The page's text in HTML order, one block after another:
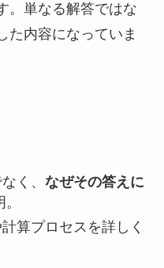
。単なる解答ではな
た内容になっていま
く、 なぜその答えに
算プロセスを詳しく